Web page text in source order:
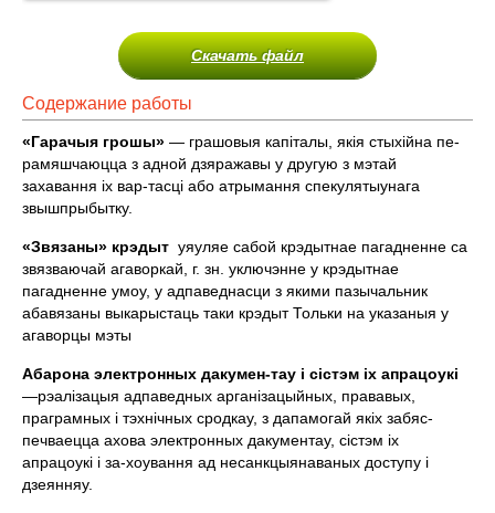
Скачать файл
Содержание работы
«Гарачыя грошы» — грашовыя капiталы, якiя стыхiйна пе-
рамяшчаюцца з адной дзяражавы у другую з мэтай
захавання iх вар-тасцi або атрымання спекулятыунага
звышпрыбытку.
«Звязаны» крэдыт уяуляе сабой крэдытнае пагадненне са
звязваючай агаворкай, г. зн. уключэнне у крэдытнае
пагадненне умоу, у адпаведнасци з якими пазычальник
абавязаны выкарыстаць таки крэдыт Тольки на указаныя у
агаворцы мэты
Абарона электронных дакумен-тау i сiстэм iх апрацоукi
—рэалiзацыя адпаведных арганiзацыйных, прававых,
праграмных i тэхнiчных сродкау, з дапамогай якiх забяс-
печваецца ахова электронных дакументау, сiстэм iх
апрацоукi i за-хоування ад несанкцыянаваных доступу i
дзеянняу.